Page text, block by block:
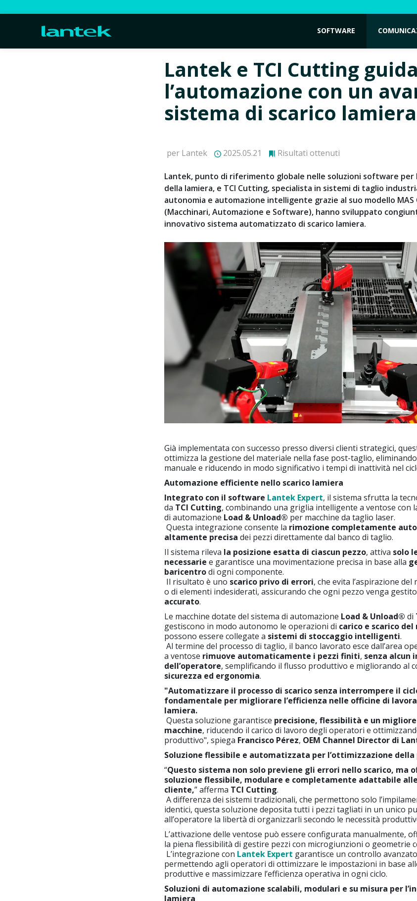
SOFTWARE
Lantek e TCI Cutting
l’automazione con un
sistema di scarico
per Lantek 2025.05.21 Risultati ottenuti
Lantek, punto di riferimento globale nelle soluzioni software per
della lamiera, e TCI Cutting, specialista in sistemi di taglio
autonomia e automazione intelligente grazie al suo modello
(Macchinari, Automazione e Software), hanno sviluppato
innovativo sistema automatizzato di scarico lamiera.
Già implementata con successo presso diversi clienti strategici,
ottimizza la gestione del materiale nella fase post-taglio,
manuale e riducendo in modo significativo i tempi di inattività nel
Automazione efficiente nello scarico lamiera
Integrato con il software Lantek Expert, il sistema sfrutta la
da TCI Cutting, combinando una griglia intelligente a ventose con
di automazione Load & Unload® per macchine da taglio laser.
Questa integrazione consente la rimozione completamente
altamente precisa dei pezzi direttamente dal banco di taglio.
Il sistema rileva la posizione esatta di ciascun pezzo, attiva solo
necessarie e garantisce una movimentazione precisa in base alla
baricentrodi ogni componente.
Il risultato è uno scarico privo di errori, che evita l’aspirazione
o di elementi indesiderati, assicurando che ogni pezzo venga
accurato.
Le macchine dotate del sistema di automazione Load & Unload® di
gestiscono in modo autonomo le operazioni di carico e scarico
possono essere collegate a sistemi di stoccaggio intelligenti.
Al termine del processo di taglio, il banco lavorato esce dall’area
a ventose rimuove automaticamente i pezzi finiti, senza alcun
dell’operatore, semplificando il flusso produttivo e migliorando al
sicurezza ed ergonomia.
"Automatizzare il processo di scarico senza interrompere il
fondamentale per migliorare l’efficienza nelle officine di
lamiera.
Questa soluzione garantisce precisione, flessibilità e un
macchine, riducendo il carico di lavoro degli operatori e
produttivo", spiega Francisco Pérez, OEM Channel Director di
Soluzione flessibile e automatizzata per l’ottimizzazione della
“Questo sistema non solo previene gli errori nello scarico, ma
soluzione flessibile, modulare e completamente adattabile
cliente,” afferma TCI Cutting.
A differenza dei sistemi tradizionali, che permettono solo
identici, questa soluzione deposita tutti i pezzi tagliati in un unico
all’operatore la libertà di organizzarli secondo le necessità
L’attivazione delle ventose può essere configurata manualmente,
la piena flessibilità di gestire pezzi con microgiunzioni o geometrie
L’integrazione con Lantek Expert garantisce un controllo
permettendo agli operatori di ottimizzare le impostazioni in base
produttive e massimizzare l’efficienza operativa in ogni ciclo.
Soluzioni di automazione scalabili, modulari e su misura per
lamiera